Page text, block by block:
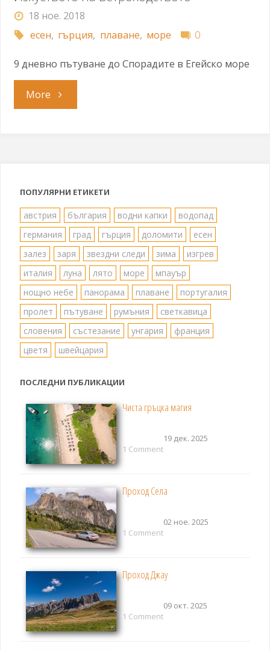
18 ное. 2018
есен, гърция, плаване, море 0
9 дневно пътуване до Спорадите в Егейско море
More"Изкуството
ПОПУЛЯРНИ ЕТИКЕТИ
австрия българия водни капки
водопад
германия
град гърция доломити
есен
залез
заря звездни следи зима
изгрев
италия
луна лято море
мпауър
нощно небе
панорама плаване
португалия
пролет
пътуване румъния
светкавица
словения
състезание унгария
франция
цветя
швейцария
ПОСЛЕДНИ ПУБЛИКАЦИИ
Чиста гръцка магия
19 дек. 2025
1 Comment
Проход Села
02 ное. 2025
1 Comment
Проход Джау
09 окт. 2025
1 Comment